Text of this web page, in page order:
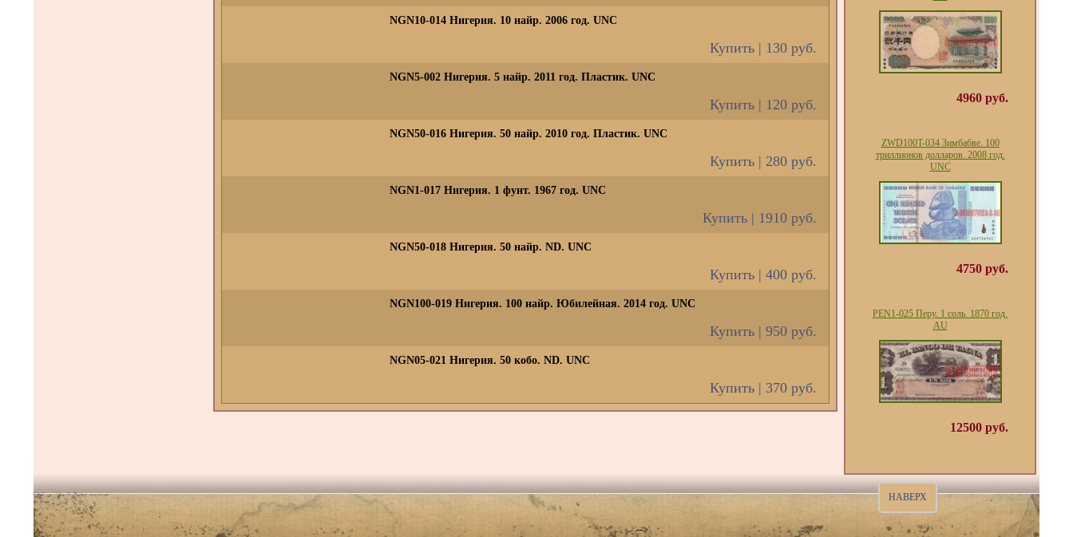
NGN10-014 Нигерия. 10 найр. 2006 год. UNC
Купить | 130 руб.
NGN5-002 Нигерия. 5 найр. 2011 год. Пластик. UNC
Купить | 120 руб.
NGN50-016 Нигерия. 50 найр. 2010 год. Пластик. UNC
Купить | 280 руб.
NGN1-017 Нигерия. 1 фунт. 1967 год. UNC
Купить | 1910 руб.
NGN50-018 Нигерия. 50 найр. ND. UNC
Купить | 400 руб.
NGN100-019 Нигерия. 100 найр. Юбилейная. 2014 год. UNC
Купить | 950 руб.
NGN05-021 Нигерия. 50 кобо. ND. UNC
Купить | 370 руб.
4960 руб.
ZWD100T-034 Зимбабве. 100
триллионов долларов. 2008 год.
UNC
4750 руб.
PEN1-025 Перу. 1 соль. 1870 год.
AU
12500 руб.
-->
НАВЕРХ